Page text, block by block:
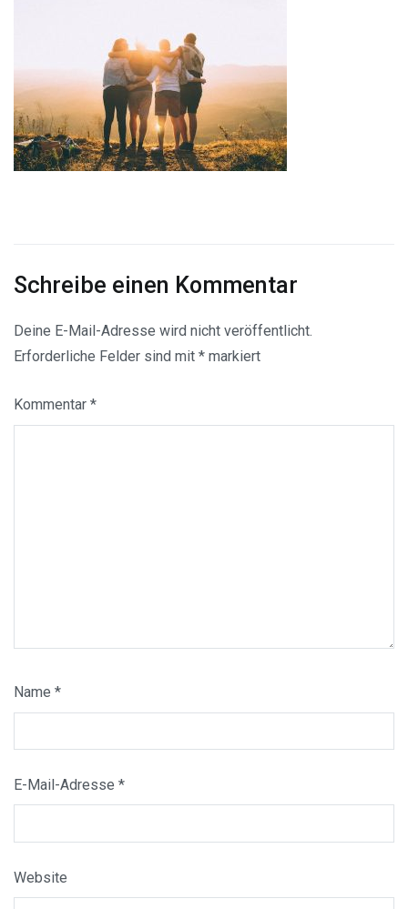
Schreibe einen Kommentar
Deine E-Mail-Adresse wird nicht veröffentlicht.
Erforderliche Felder sind mit * markiert
Kommentar *
Name *
E-Mail-Adresse *
Website